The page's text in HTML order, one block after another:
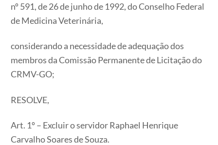
nº 591, de 26 de junho de 1992, do Conselho Federal
de Medicina Veterinária,
considerando a necessidade de adequação dos
membros da Comissão Permanente de Licitação do
CRMV-GO;
RESOLVE,
Art. 1º – Excluir o servidor Raphael Henrique
Carvalho Soares de Souza.